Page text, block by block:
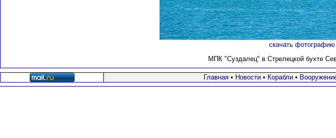
скачать фотографию
МПК "Суздалец" в Стрелецкой бухте
Главная• Новости• Корабли•